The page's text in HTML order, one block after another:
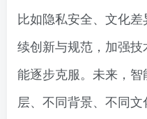
比如隐私安全、文化
续创新与规范，加强
能逐步克服。未来，
层、不同背景、不同